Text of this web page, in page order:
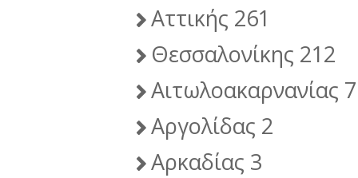
Αττικής 261
Θεσσαλονίκης 212
Αιτωλοακαρνανίας 7
Αργολίδας 2
Αρκαδίας 3